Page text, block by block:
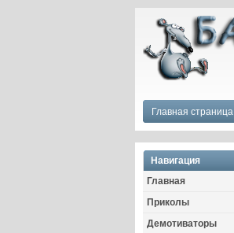
Главная страница
Навигация
Главная
Приколы
Демотиваторы